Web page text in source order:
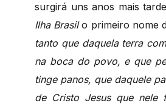
surgirá uns anos mais
Ilha Brasilo primeiro nome
tanto que daquela terra
na boca do povo, e que
tinge panos, que daquele
de Cristo Jesus que nele